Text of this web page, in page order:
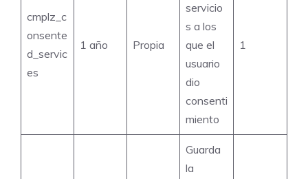
cmplz_c
onsente
d_servic
es
1 año Propia
servicio
s a los
que el
usuario
dio
consenti
miento
1
Guarda
la